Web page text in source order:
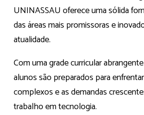
UNINASSAU oferece uma sólida
das áreas mais promissoras e
atualidade.
Com uma grade curricular
alunos são preparados para
complexos e as demandas
trabalho em tecnologia.